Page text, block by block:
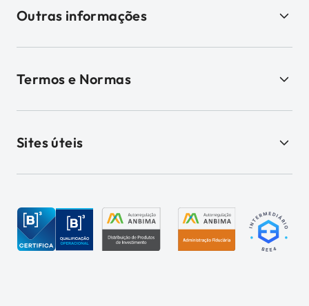
Outras informações
Termos e Normas
Sites úteis